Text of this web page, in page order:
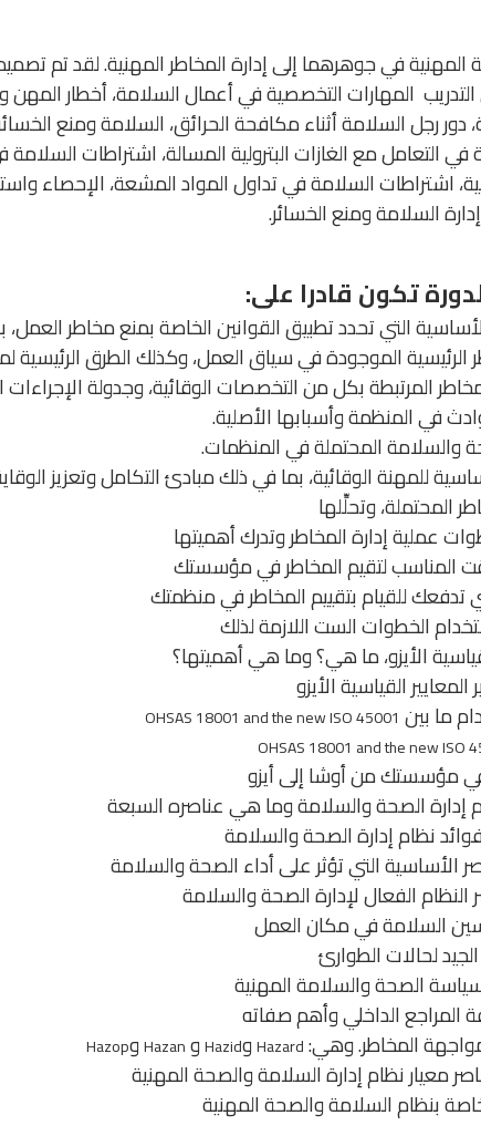
في جوهرهما إلى إدارة المخاطر المهنية. لقد تم تصميم
المهارات التخصصية في أعمال السلامة، أخطار المهن
دور رجل السلامة أثناء مكافحة الحرائق، السلامة ومنع
التعامل مع الغازات البترولية المسالة، اشتراطات
اشتراطات السلامة في تداول المواد المشعة، الإحصاء
السلامة ومنع الخسائر.
تكون قادرا على:
التي تحدد تطبيق القوانين الخاصة بمنع مخاطر العمل،
الرئيسية الموجودة في سياق العمل، وكذلك الطرق الرئيسية
المرتبطة بكل من التخصصات الوقائية، وجدولة الإجراءات
في المنظمة وأسبابها الأصلية.
المحتملة في المنظمات.
للمهنة الوقائية، بما في ذلك مبادئ التكامل وتعزيز
المحتملة، وتحلِّلها
عملية إدارة المخاطر وتدرك أهميتها
المناسب لتقيم المخاطر في مؤسستك
تدفعك للقيام بتقييم المخاطر في منظمتك
الخطوات الست اللازمة لذلك
الأيزو، ما هي؟ وما هي أهميتها؟
القياسية الأيزو
ما بين OHSAS 18001 and the new ISO 45001
OHSAS 18001 and the new ISO
مؤسستك من أوشا إلى أيزو
الصحة والسلامة وما هي عناصره السبعة
نظام إدارة الصحة والسلامة
الأساسية التي تؤثر على أداء الصحة والسلامة
الفعال لإدارة الصحة والسلامة
السلامة في مكان العمل
لحالات الطوارئ
الصحة والسلامة المهنية
الداخلي وأهم صفاته
المخاطر. وهي:HazardوHazidوHazanوHazop
معيار نظام إدارة السلامة والصحة المهنية
بنظام السلامة والصحة المهنية